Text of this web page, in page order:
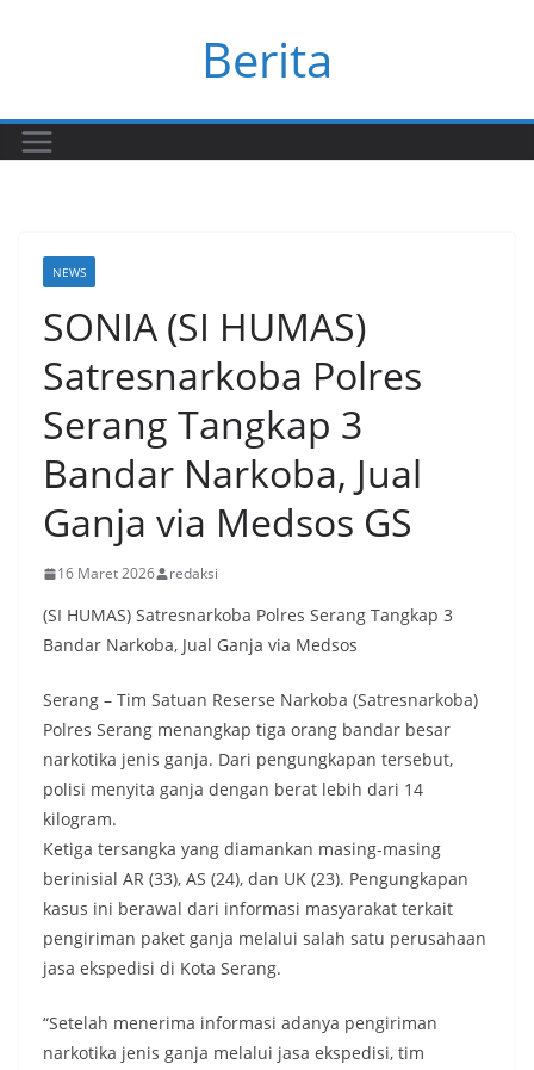
Berita
NEWS
SONIA (SI HUMAS)
Satresnarkoba Polres
Serang Tangkap 3
Bandar Narkoba, Jual
Ganja via Medsos GS
16 Maret 2026 redaksi
(SI HUMAS) Satresnarkoba Polres Serang Tangkap 3
Bandar Narkoba, Jual Ganja via Medsos
Serang – Tim Satuan Reserse Narkoba (Satresnarkoba)
Polres Serang menangkap tiga orang bandar besar
narkotika jenis ganja. Dari pengungkapan tersebut,
polisi menyita ganja dengan berat lebih dari 14
kilogram.
Ketiga tersangka yang diamankan masing-masing
berinisial AR (33), AS (24), dan UK (23). Pengungkapan
kasus ini berawal dari informasi masyarakat terkait
pengiriman paket ganja melalui salah satu perusahaan
jasa ekspedisi di Kota Serang.
“Setelah menerima informasi adanya pengiriman
narkotika jenis ganja melalui jasa ekspedisi, tim